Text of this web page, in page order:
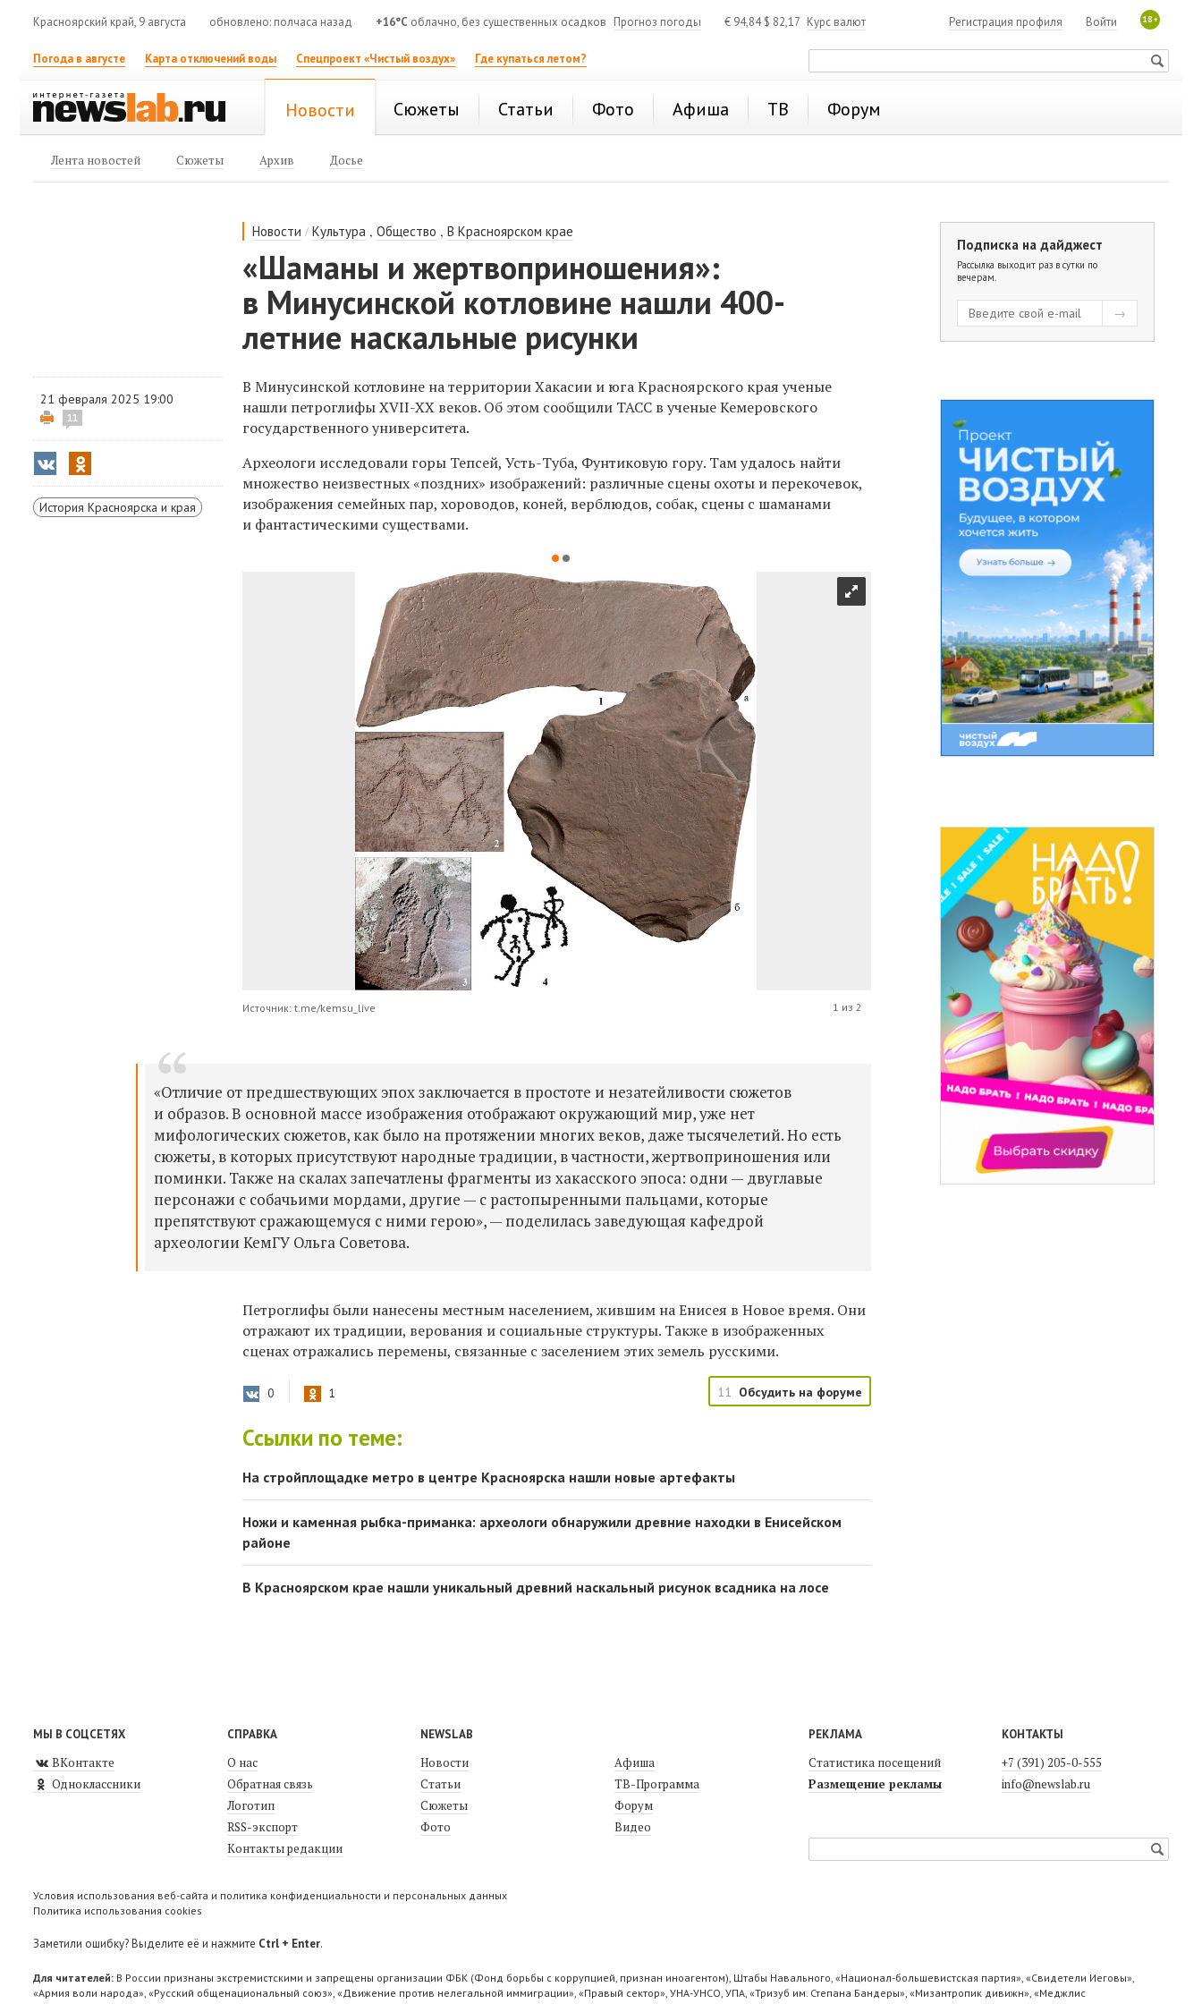
Красноярский край, 9 августа обновлено: полчаса назад +16°C облачно, без существенных осадков Прогноз погоды € 94,84$ 82,17 Курс валют 18+
Войти
Регистрация профиля
Погода в августе Карта отключений воды Спецпроект «Чистый воздух» Где купаться летом?
Новости Сюжеты Статьи Фото Афиша ТВ Форум
Лента новостей Сюжеты Архив Досье
Новости /Культура ,Общество ,В Красноярском крае
«Шаманы и жертвоприношения»:
в Минусинской котловине нашли 400-
летние наскальные рисунки
21 февраля 2025 19:00
11
История Красноярска и края
В Минусинской котловине на территории Хакасии и юга Красноярского края ученые
нашли петроглифы XVII-XX веков. Об этом сообщили ТАСС в ученые Кемеровского
государственного университета.
Археологи исследовали горы Тепсей, Усть-Туба, Фунтиковую гору. Там удалось найти
множество неизвестных «поздних» изображений: различные сцены охоты и перекочевок,
изображения семейных пар, хороводов, коней, верблюдов, собак, сцены с шаманами
и фантастическими существами.
Источник: t.me/kemsu_live 1 из 2
«Отличие от предшествующих эпох заключается в простоте и незатейливости сюжетов
и образов. В основной массе изображения отображают окружающий мир, уже нет
мифологических сюжетов, как было на протяжении многих веков, даже тысячелетий. Но есть
сюжеты, в которых присутствуют народные традиции, в частности, жертвоприношения или
поминки. Также на скалах запечатлены фрагменты из хакасского эпоса: одни — двуглавые
персонажи с собачьими мордами, другие — с растопыренными пальцами, которые
препятствуют сражающемуся с ними герою», — поделилась заведующая кафедрой
археологии КемГУ Ольга Советова.
Петроглифы были нанесены местным населением, жившим наЕнисея в Новое время. Они
отражают их традиции, верования и социальные структуры. Также в изображенных
сценах отражались перемены, связанные с заселением этих земель русскими.
0 1 11 Обсудить на форуме
Ссылки по теме:
На стройплощадке метро в центре Красноярска нашли новые артефакты
Ножи и каменная рыбка-приманка: археологи обнаружили древние находки в Енисейском
районе
В Красноярском крае нашли уникальный древний наскальный рисунок всадника на лосе
Подписка на дайджест
Рассылка выходит раз в сутки по
вечерам.
МЫ В СОЦСЕТЯХ
ВКонтакте
Одноклассники
СПРАВКА
О нас
Обратная связь
Логотип
RSS-экспорт
Контакты редакции
NEWSLAB
Новости
Статьи
Сюжеты
Фото
Афиша
ТВ-Программа
Форум
Видео
РЕКЛАМА
Статистика посещений
Размещение рекламы
КОНТАКТЫ
+7 (391) 205-0-555
info@newslab.ru
Условия использования веб-сайта и политика конфиденциальности и персональных данных
Политика использования cookies
Заметили ошибку? Выделите её и нажмите Ctrl + Enter.
Для читателей: В России признаны экстремистскими и запрещены организации ФБК (Фонд борьбы с коррупцией, признан иноагентом), Штабы Навального, «Национал-большевистская партия», «Свидетели Иеговы»,
«Армия воли народа», «Русский общенациональный союз», «Движение против нелегальной иммиграции», «Правый сектор», УНА-УНСО, УПА, «Тризуб им. Степана Бандеры», «Мизантропик дивижн», «Меджлис